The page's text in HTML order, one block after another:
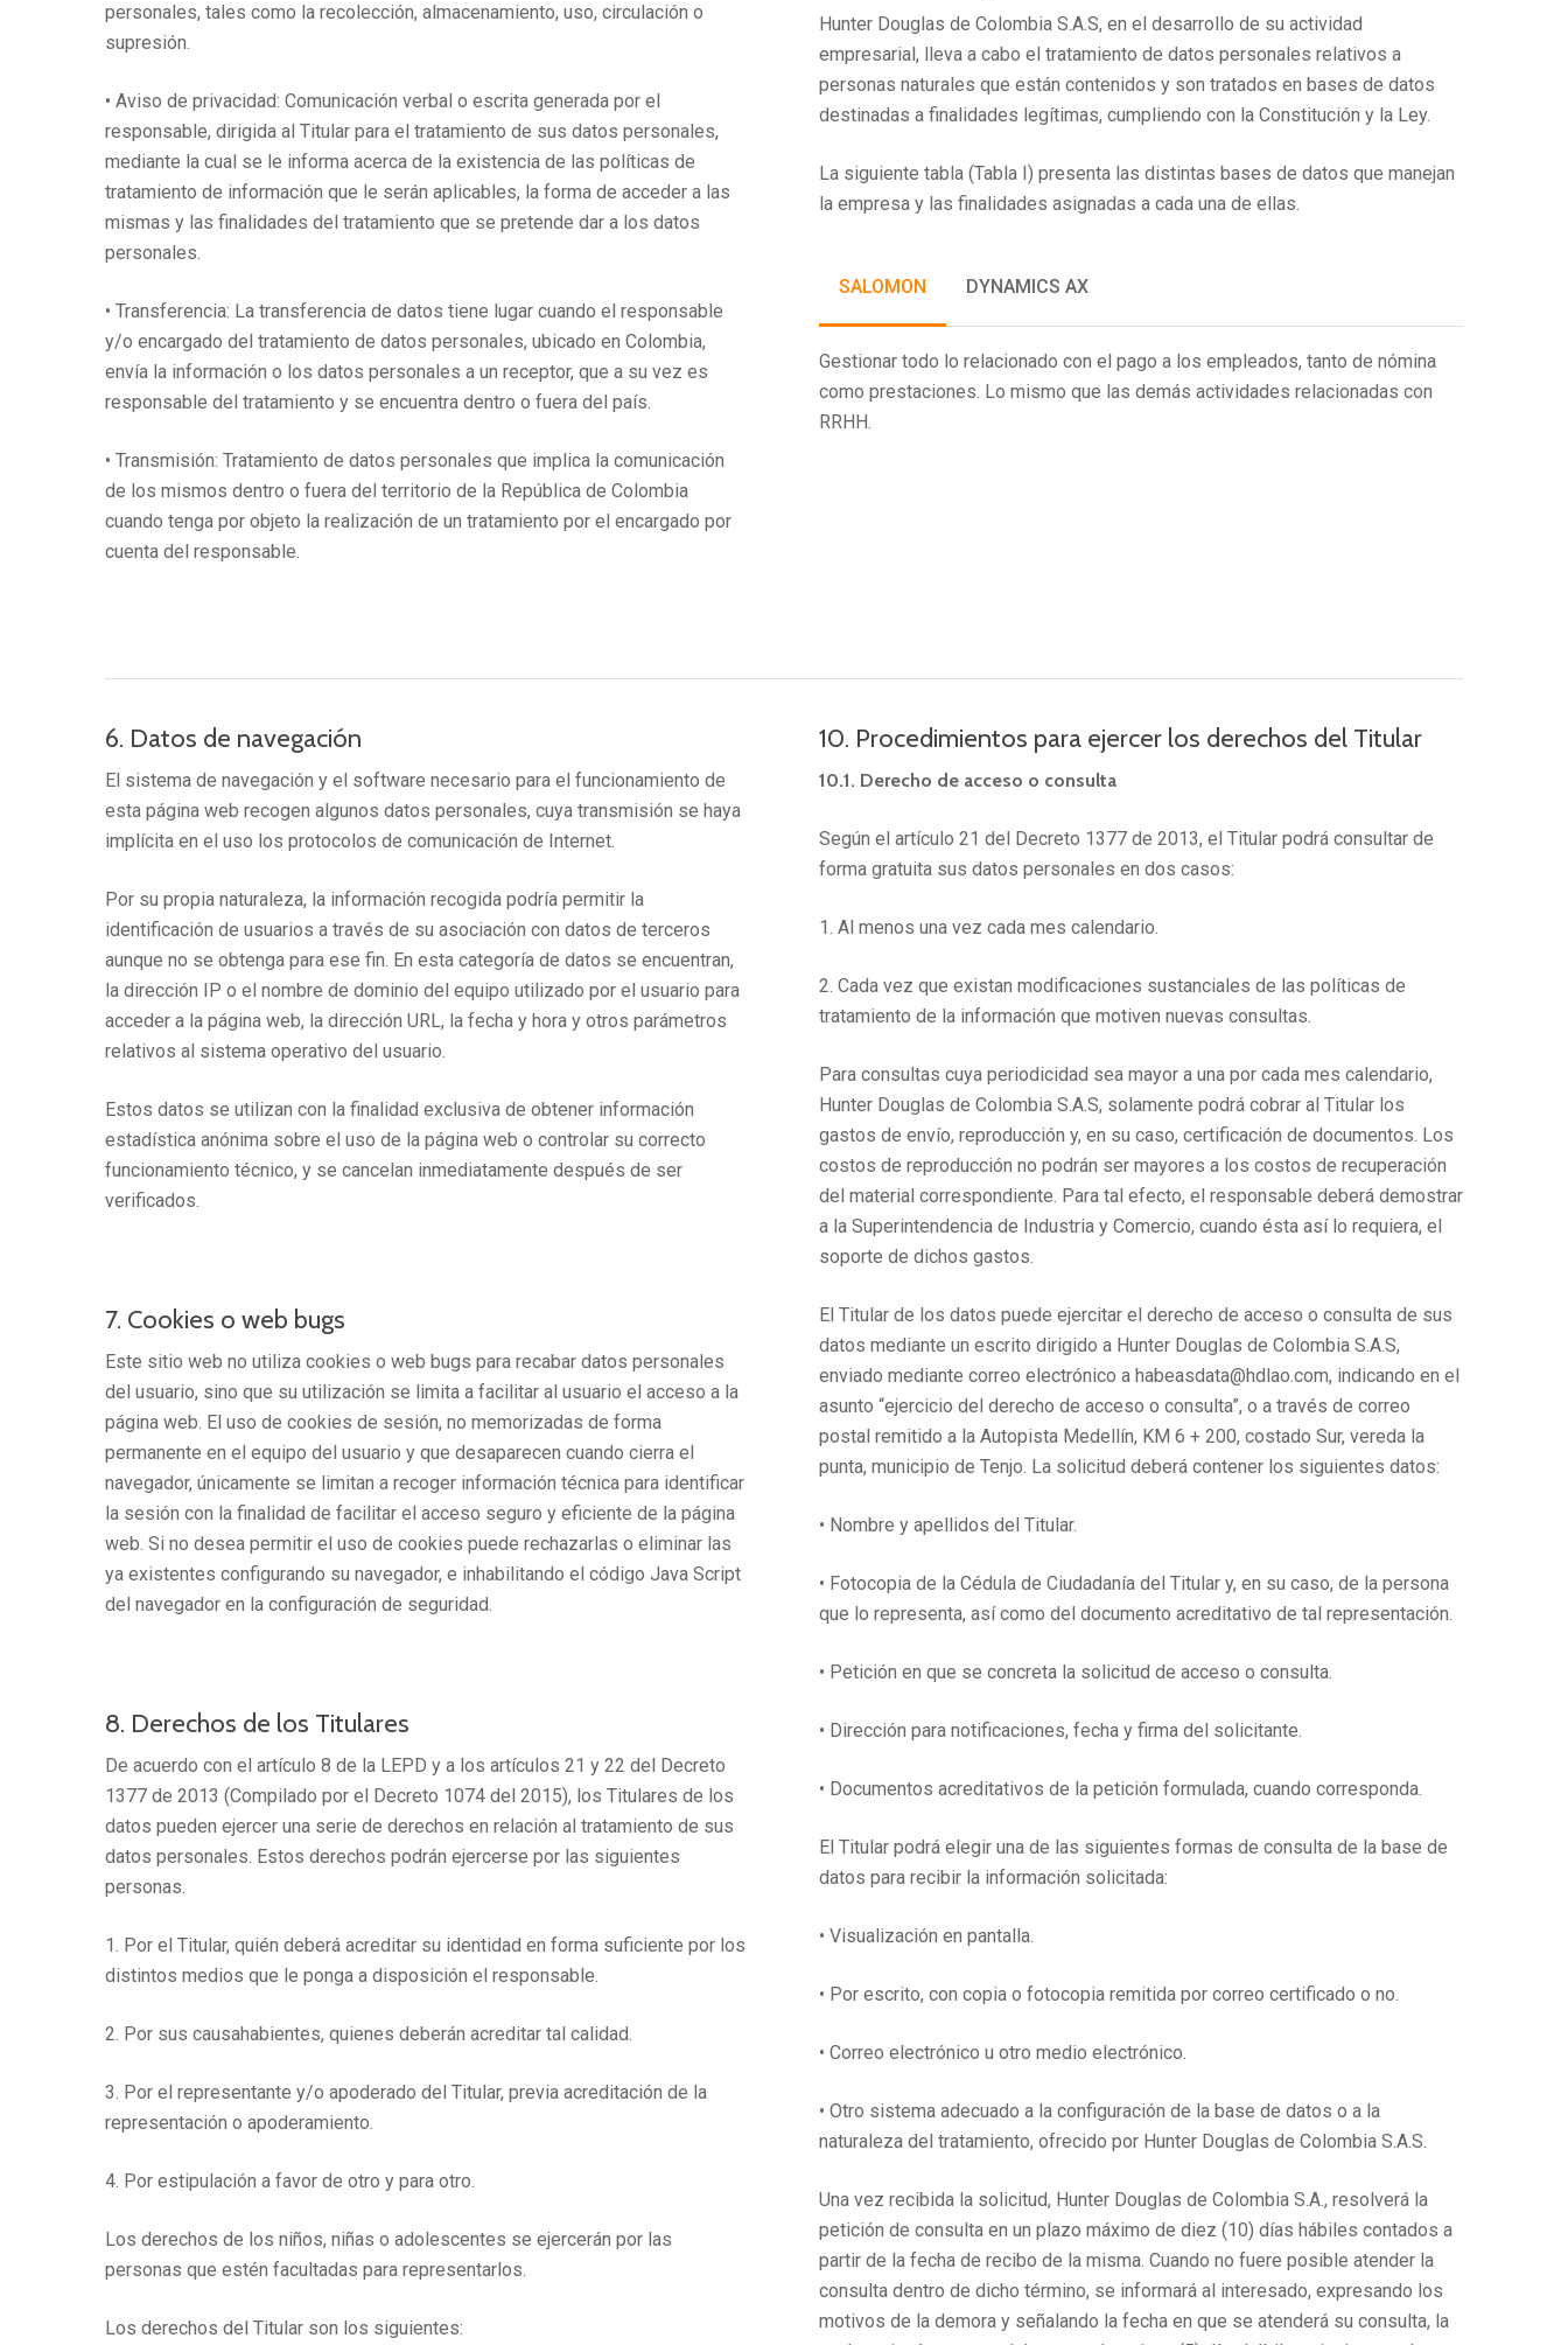
personales, tales como la recolección, almacenamiento, uso, circulación o
supresión.
• Aviso de privacidad: Comunicación verbal o escrita generada por el
responsable, dirigida al Titular para el tratamiento de sus datos personales,
mediante la cual se le informa acerca de la existencia de las políticas de
tratamiento de información que le serán aplicables, la forma de acceder a las
mismas y las finalidades del tratamiento que se pretende dar a los datos
personales.
• Transferencia: La transferencia de datos tiene lugar cuando el responsable
y/o encargado del tratamiento de datos personales, ubicado en Colombia,
envía la información o los datos personales a un receptor, que a su vez es
responsable del tratamiento y se encuentra dentro o fuera del país.
• Transmisión: Tratamiento de datos personales que implica la comunicación
de los mismos dentro o fuera del territorio de la República de Colombia
cuando tenga por objeto la realización de un tratamiento por el encargado por
cuenta del responsable.
Hunter Douglas de Colombia S.A.S, en el desarrollo de su actividad
empresarial, lleva a cabo el tratamiento de datos personales relativos a
personas naturales que están contenidos y son tratados en bases de datos
destinadas a finalidades legítimas, cumpliendo con la Constitución y la Ley.
La siguiente tabla (Tabla I) presenta las distintas bases de datos que manejan
la empresa y las finalidades asignadas a cada una de ellas.
SALOMON DYNAMICS AX
Gestionar todo lo relacionado con el pago a los empleados, tanto de nómina
como prestaciones. Lo mismo que las demás actividades relacionadas con
RRHH.
6. Datos de navegación
El sistema de navegación y el software necesario para el funcionamiento de
esta página web recogen algunos datos personales, cuya transmisión se haya
implícita en el uso los protocolos de comunicación de Internet.
Por su propia naturaleza, la información recogida podría permitir la
identificación de usuarios a través de su asociación con datos de terceros
aunque no se obtenga para ese fin. En esta categoría de datos se encuentran,
la dirección IP o el nombre de dominio del equipo utilizado por el usuario para
acceder a la página web, la dirección URL, la fecha y hora y otros parámetros
relativos al sistema operativo del usuario.
Estos datos se utilizan con la finalidad exclusiva de obtener información
estadística anónima sobre el uso de la página web o controlar su correcto
funcionamiento técnico, y se cancelan inmediatamente después de ser
verificados.
7. Cookies o web bugs
Este sitio web no utiliza cookies o web bugs para recabar datos personales
del usuario, sino que su utilización se limita a facilitar al usuario el acceso a la
página web. El uso de cookies de sesión, no memorizadas de forma
permanente en el equipo del usuario y que desaparecen cuando cierra el
navegador, únicamente se limitan a recoger información técnica para identificar
la sesión con la finalidad de facilitar el acceso seguro y eficiente de la página
web. Si no desea permitir el uso de cookies puede rechazarlas o eliminar las
ya existentes configurando su navegador, e inhabilitando el código Java Script
del navegador en la configuración de seguridad.
8. Derechos de los Titulares
De acuerdo con el artículo 8 de la LEPD y a los artículos 21 y 22 del Decreto
1377 de 2013 (Compilado por el Decreto 1074 del 2015), los Titulares de los
datos pueden ejercer una serie de derechos en relación al tratamiento de sus
datos personales. Estos derechos podrán ejercerse por las siguientes
personas.
1. Por el Titular, quién deberá acreditar su identidad en forma suficiente por los
distintos medios que le ponga a disposición el responsable.
2. Por sus causahabientes, quienes deberán acreditar tal calidad.
3. Por el representante y/o apoderado del Titular, previa acreditación de la
representación o apoderamiento.
4. Por estipulación a favor de otro y para otro.
Los derechos de los niños, niñas o adolescentes se ejercerán por las
personas que estén facultadas para representarlos.
Los derechos del Titular son los siguientes:
10. Procedimientos para ejercer los derechos del Titular
10.1. Derecho de acceso o consulta
Según el artículo 21 del Decreto 1377 de 2013, el Titular podrá consultar de
forma gratuita sus datos personales en dos casos:
1. Al menos una vez cada mes calendario.
2. Cada vez que existan modificaciones sustanciales de las políticas de
tratamiento de la información que motiven nuevas consultas.
Para consultas cuya periodicidad sea mayor a una por cada mes calendario,
Hunter Douglas de Colombia S.A.S, solamente podrá cobrar al Titular los
gastos de envío, reproducción y, en su caso, certificación de documentos. Los
costos de reproducción no podrán ser mayores a los costos de recuperación
del material correspondiente. Para tal efecto, el responsable deberá demostrar
a la Superintendencia de Industria y Comercio, cuando ésta así lo requiera, el
soporte de dichos gastos.
El Titular de los datos puede ejercitar el derecho de acceso o consulta de sus
datos mediante un escrito dirigido a Hunter Douglas de Colombia S.A.S,
enviado mediante correo electrónico a habeasdata@hdlao.com, indicando en el
asunto “ejercicio del derecho de acceso o consulta”, o a través de correo
postal remitido a la Autopista Medellín, KM 6 + 200, costado Sur, vereda la
punta, municipio de Tenjo. La solicitud deberá contener los siguientes datos:
• Nombre y apellidos del Titular.
• Fotocopia de la Cédula de Ciudadanía del Titular y, en su caso, de la persona
que lo representa, así como del documento acreditativo de tal representación.
• Petición en que se concreta la solicitud de acceso o consulta.
• Dirección para notificaciones, fecha y firma del solicitante.
• Documentos acreditativos de la petición formulada, cuando corresponda.
El Titular podrá elegir una de las siguientes formas de consulta de la base de
datos para recibir la información solicitada:
• Visualización en pantalla.
• Por escrito, con copia o fotocopia remitida por correo certificado o no.
• Correo electrónico u otro medio electrónico.
• Otro sistema adecuado a la configuración de la base de datos o a la
naturaleza del tratamiento, ofrecido por Hunter Douglas de Colombia S.A.S.
Una vez recibida la solicitud, Hunter Douglas de Colombia S.A., resolverá la
petición de consulta en un plazo máximo de diez (10) días hábiles contados a
partir de la fecha de recibo de la misma. Cuando no fuere posible atender la
consulta dentro de dicho término, se informará al interesado, expresando los
motivos de la demora y señalando la fecha en que se atenderá su consulta, la